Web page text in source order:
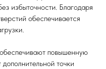
избыточности. Благодаря
обеспечивается
повышенную
точки